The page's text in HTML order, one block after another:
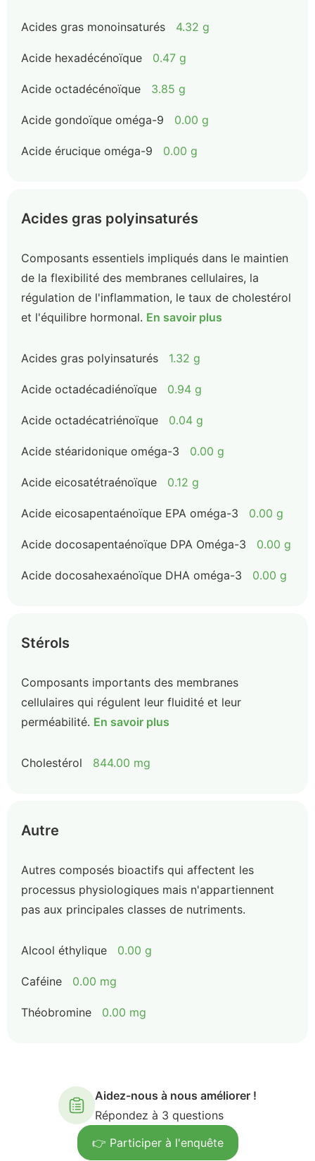
Acides gras monoinsaturés 4.32 g
Acide hexadécénoïque 0.47 g
Acide octadécénoïque 3.85 g
Acide gondoïque oméga-9 0.00 g
Acide érucique oméga-9 0.00 g
Acides gras polyinsaturés
Composants essentiels impliqués dans le maintien
de la flexibilité des membranes cellulaires, la
régulation de l'inflammation, le taux de cholestérol
et l'équilibre hormonal. En savoir plus
Acides gras polyinsaturés 1.32 g
Acide octadécadiénoïque 0.94 g
Acide octadécatriénoïque 0.04 g
Acide stéaridonique oméga-3 0.00 g
Acide eicosatétraénoïque 0.12 g
Acide eicosapentaénoïque EPA oméga-3 0.00 g
Acide docosapentaénoïque DPA Oméga-3 0.00 g
Acide docosahexaénoïque DHA oméga-3 0.00 g
Stérols
Composants importants des membranes
cellulaires qui régulent leur fluidité et leur
perméabilité. En savoir plus
Cholestérol 844.00 mg
Autre
Autres composés bioactifs qui affectent les
processus physiologiques mais n'appartiennent
pas aux principales classes de nutriments.
Alcool éthylique 0.00 g
Caféine 0.00 mg
Théobromine 0.00 mg
Aidez-nous à nous améliorer !
Répondez à 3 questions
👉 Participer à l'enquête